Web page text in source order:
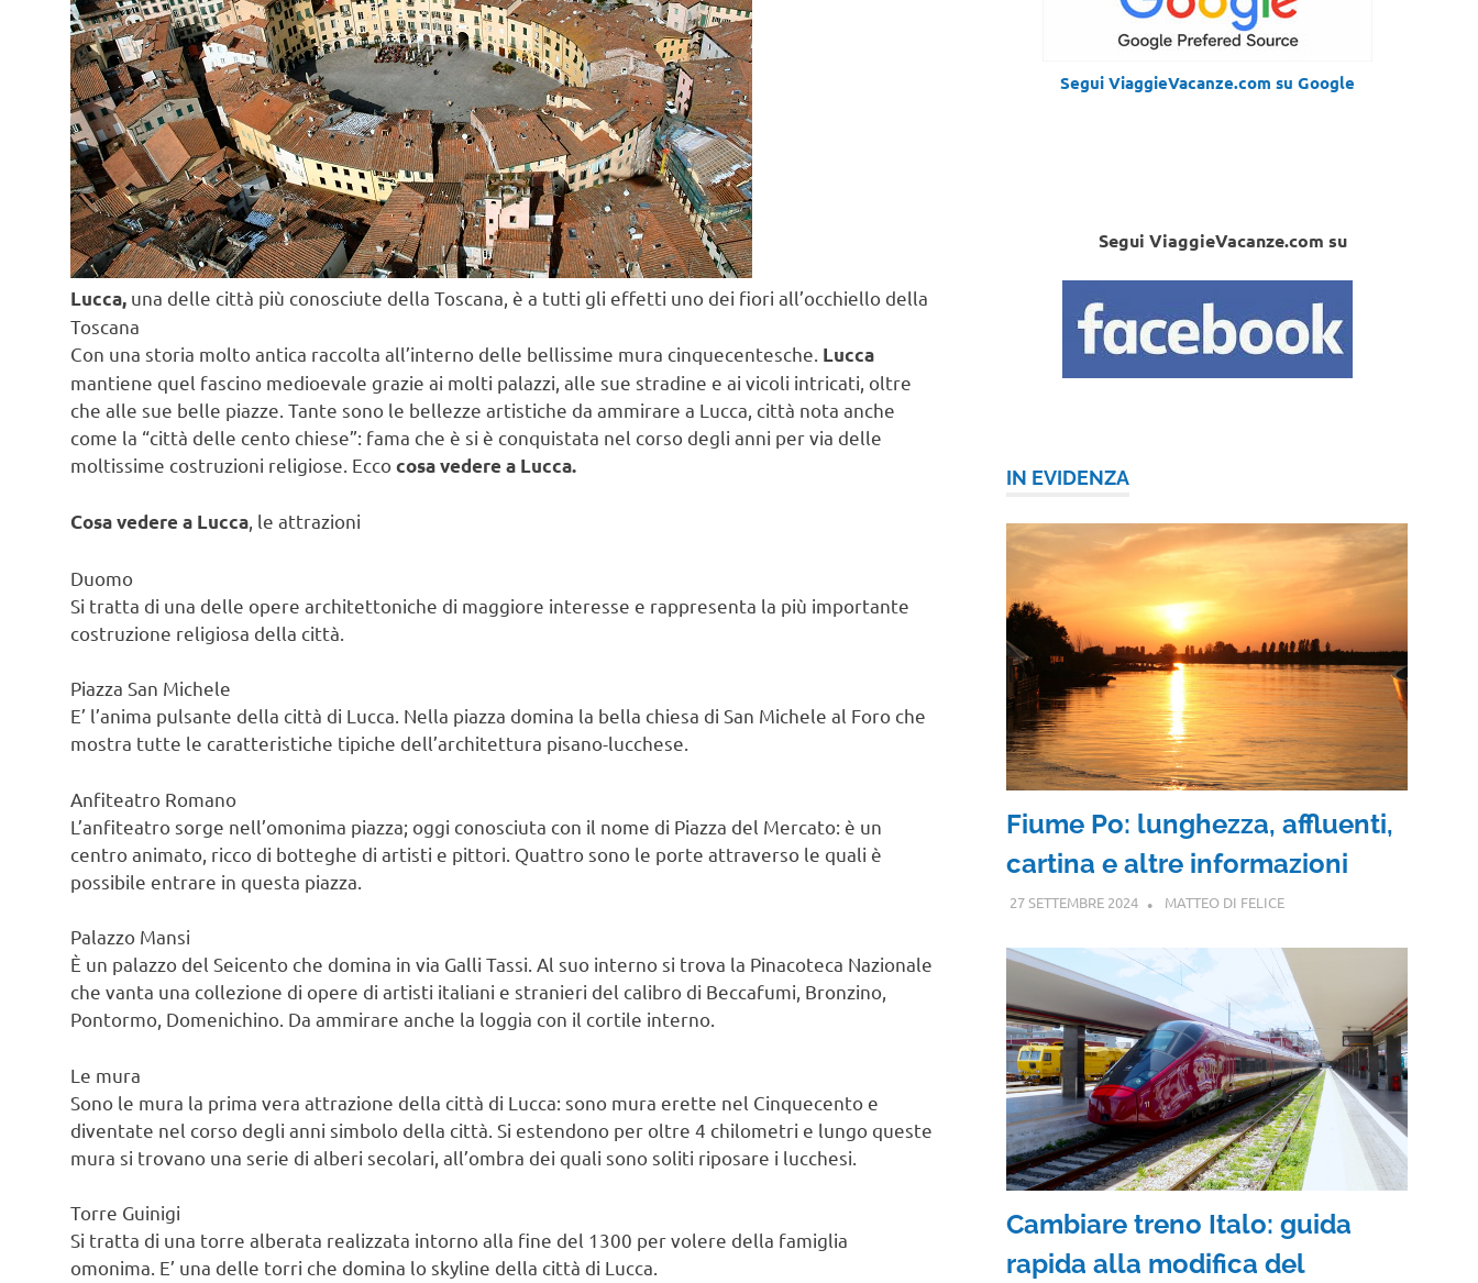
Lucca, una delle città più conosciute della Toscana, è a tutti gli effetti uno dei fiori all’occhiello della
Toscana
Con una storia molto antica raccolta all’interno delle bellissime mura cinquecentesche. Lucca
mantiene quel fascino medioevale grazie ai molti palazzi, alle sue stradine e ai vicoli intricati, oltre
che alle sue belle piazze. Tante sono le bellezze artistiche da ammirare a Lucca, città nota anche
come la “città delle cento chiese”: fama che è si è conquistata nel corso degli anni per via delle
moltissime costruzioni religiose. Eccocosa vedere a Lucca.
Cosa vedere a Lucca, le attrazioni
Duomo
Si tratta di una delle opere architettoniche di maggiore interesse e rappresenta la più importante
costruzione religiosa della città.
Piazza San Michele
E’ l’anima pulsante della città di Lucca. Nella piazza domina la bella chiesa di San Michele al Foro che
mostra tutte le caratteristiche tipiche dell’architettura pisano-lucchese.
Anfiteatro Romano
L’anfiteatro sorge nell’omonima piazza; oggi conosciuta con il nome di Piazza del Mercato: è un
centro animato, ricco di botteghe di artisti e pittori. Quattro sono le porte attraverso le quali è
possibile entrare in questa piazza.
Palazzo Mansi
È un palazzo del Seicento che domina in via Galli Tassi. Al suo interno si trova la Pinacoteca Nazionale
che vanta una collezione di opere di artisti italiani e stranieri del calibro di Beccafumi, Bronzino,
Pontormo, Domenichino. Da ammirare anche la loggia con il cortile interno.
Le mura
Sono le mura la prima vera attrazione della città di Lucca: sono mura erette nel Cinquecento e
diventate nel corso degli anni simbolo della città. Si estendono per oltre 4 chilometri e lungo queste
mura si trovano una serie di alberi secolari, all’ombra dei quali sono soliti riposare i lucchesi.
Torre Guinigi
Si tratta di una torre alberata realizzata intorno alla fine del 1300 per volere della famiglia
omonima. E’ una delle torri che domina lo skyline della città di Lucca.
Segui ViaggieVacanze.com su Google
Segui ViaggieVacanze.com su
IN EVIDENZA
Fiume Po: lunghezza, affluenti,
cartina e altre informazioni
27 SETTEMBRE 2024 MATTEO DI FELICE
Cambiare treno Italo: guida
rapida alla modifica del